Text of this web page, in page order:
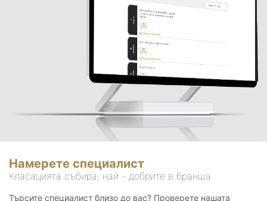
Намерете специалист
Класацията събира, най - добрите в бранша.
Търсите специалист близо до вас? Проверете нашата